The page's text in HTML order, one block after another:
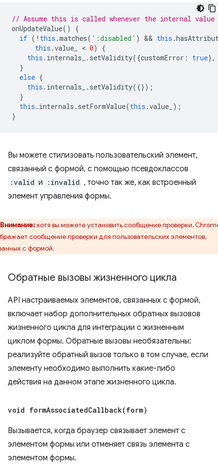
// Assume this is called whenever the internal value
onUpdateValue()
{
if ( ! this .matches( ':disabled' ) && this .
this .value_ < 0)
{
this . internals_ . setValidity({customError : true},
}
else {
this . internals_ . setValidity({});
}
this . internals . setFormValue(this .value_ );
}
Вы можете стилизовать пользовательский элемент,
связанный с формой, с помощью псевдоклассов
:valid и :invalid , точно так же, как встроенный
элемент управления формы.
Внимание:хотя вы можете установить сообщение проверки,
сообщение проверки для пользовательских элементов,
с формой.
Обратные вызовы жизненного цикла
API настраиваемых элементов, связанных с формой,
включает набор дополнительных обратных вызовов
жизненного цикла для интеграции с жизненным
циклом формы. Обратные вызовы необязательны:
реализуйте обратный вызов только в том случае, если
элементу необходимо выполнить какие-либо
действия на данном этапе жизненного цикла.
void formAssociatedCallback(form)
Вызывается, когда браузер связывает элемент с
элементом формы или отменяет связь элемента с
элементом формы.